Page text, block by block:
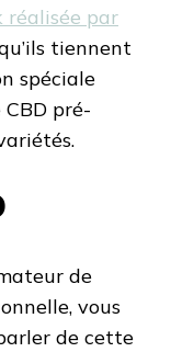
réalisée par
tiennent
spéciale
pré-
de
vous
de cette